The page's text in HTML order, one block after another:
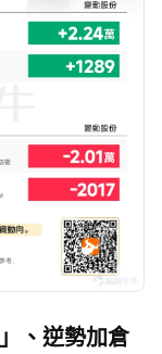
、逆勢加倉